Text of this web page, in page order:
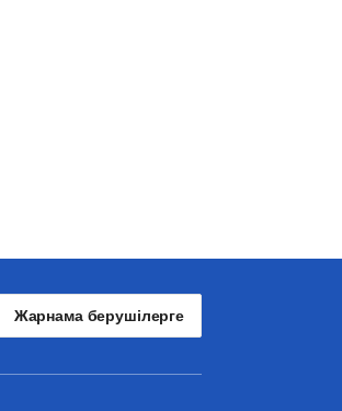
Жарнама берушілерге